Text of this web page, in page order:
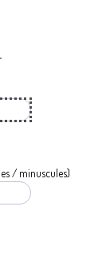
/ minuscules)